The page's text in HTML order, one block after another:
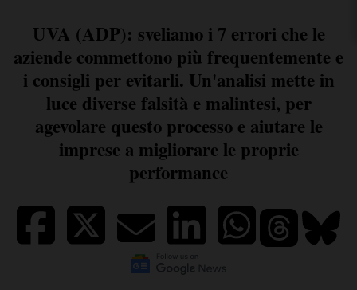
UVA (ADP): sveliamo i 7 errori che le
aziende commettono più frequentemente e
i consigli per evitarli. Un'analisi mette in
luce diverse falsità e malintesi, per
agevolare questo processo e aiutare le
imprese a migliorare le proprie
performance